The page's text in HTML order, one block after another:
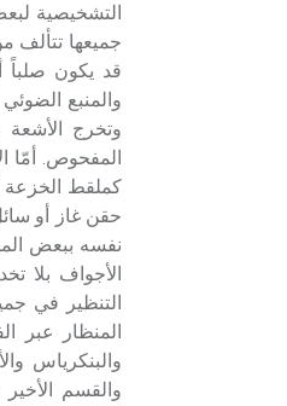
التشخيصية
جميعها تتألف
قد يكون صلباً
والمنبع
وتخرج
المفحوص. أمّا
كملقط الخزعة
حقن غاز أو
نفسه ببعض
الأجواف بلا
التنظير في
المنظار عبر
والبنكرياس